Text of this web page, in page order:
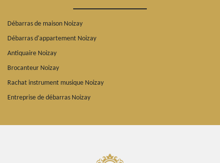
Débarras de maison Noizay
Débarras d'appartement Noizay
Antiquaire Noizay
Brocanteur Noizay
Rachat instrument musique Noizay
Entreprise de débarras Noizay